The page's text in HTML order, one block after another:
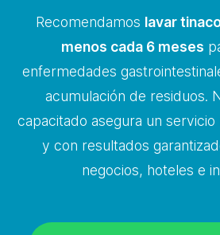
Recomendamos lavar
menos cada 6 meses
enfermedades
acumulación de residuos.
capacitado asegura un
y con resultados
negocios, hoteles e